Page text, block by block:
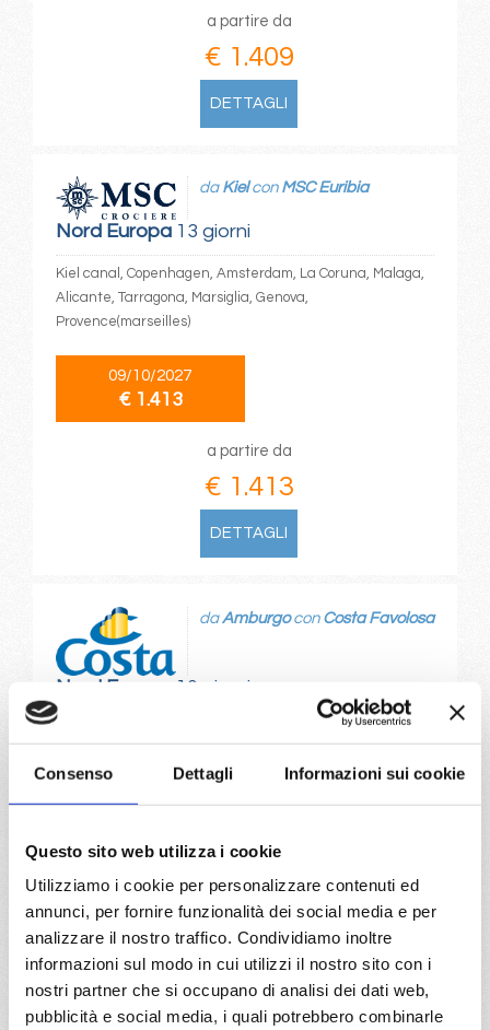
Consenso Dettagli Informazioni sui cookie
Questo sito web utilizza i cookie
Utilizziamo i cookie per personalizzare contenuti ed
annunci, per fornire funzionalità dei social media e per
analizzare il nostro traffico. Condividiamo inoltre
informazioni sul modo in cui utilizzi il nostro sito con i
nostri partner che si occupano di analisi dei dati web,
pubblicità e social media, i quali potrebbero combinarle
a partire da
€ 1.409
DETTAGLI
Nord Europa13 giorni
da Kielcon MSC Euribia
Kiel canal, Copenhagen, Amsterdam, La Coruna, Malaga,
Alicante, Tarragona, Marsiglia, Genova,
Provence(marseilles)
09/10/2027
€ 1.413
a partire da
€ 1.413
DETTAGLI
Nord Europa 10 giorni
daAmburgocon Costa Favolosa
Amburgo, Mayreau, Hellesylt , Nordfjordeid, Vik I Sogn,
25/08/2026
a partire da
€ 1.419
DETTAGLI